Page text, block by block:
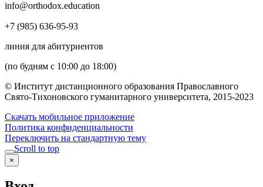
info@orthodox.education
+7 (985) 636-95-93
линия для абитуриентов
(по будням с 10:00 до 18:00)
© Институт дистанционного образования Православного
Свято-Тихоновского гуманитарного университета, 2015-2023
Скачать мобильное приложение
Политика конфиденциальности
Переключить на стандартную тему
Scroll to top
×